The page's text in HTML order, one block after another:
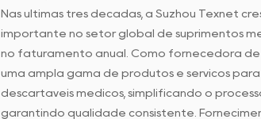
Nas últimas três décadas, a Suzhou Texnet
importante no setor global de suprimentos
no faturamento anual. Como fornecedora
uma ampla gama de produtos e serviços
descartáveis médicos, simplificando o
garantindo qualidade consistente.